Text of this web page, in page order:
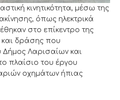
κινητικότητα, μέσω της
όπως ηλεκτρικά
στο επίκεντρο της
και δράσης που
Λαρισαίων και
πλαίσιο του έργου
οχημάτων ήπιας